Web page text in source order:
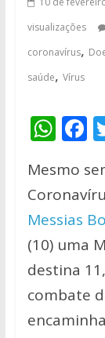
visualizações
coronavírus,
saúde, Vírus
W
at
s
A
p
p
F
e
b
o
o
k
Mesmo
Messias
(10) uma
destina
combate